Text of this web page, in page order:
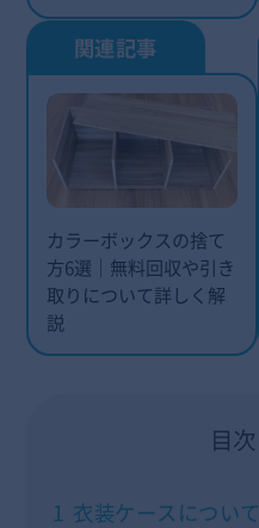
カラーボックスの捨て
方6選｜無料回収や引き
取りについて詳しく解
説
目次
1 衣装ケースについて